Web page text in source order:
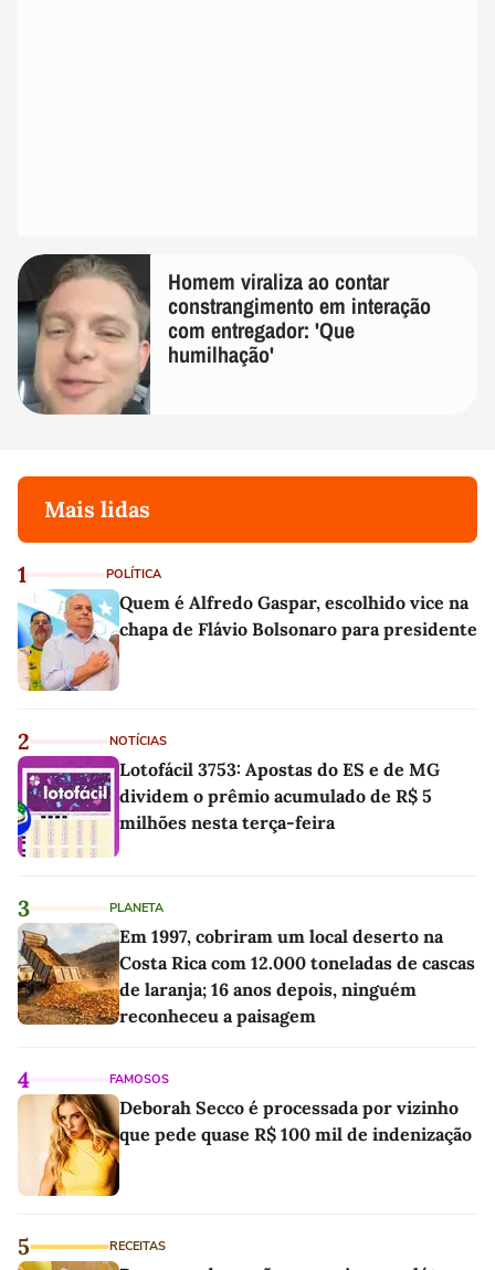
Homem viraliza ao contar
constrangimento em interação
com entregador: 'Que
humilhação'
Mais lidas
1 POLÍTICA
Quem é Alfredo Gaspar, escolhido vice na
chapa de Flávio Bolsonaro para presidente
2 NOTÍCIAS
Lotofácil 3753: Apostas do ES e de MG
dividem o prêmio acumulado de R$ 5
milhões nesta terça-feira
3 PLANETA
Em 1997, cobriram um local deserto na
Costa Rica com 12.000 toneladas de cascas
de laranja; 16 anos depois, ninguém
reconheceu a paisagem
4 FAMOSOS
Deborah Secco é processada por vizinho
que pede quase R$ 100 mil de indenização
5 RECEITAS